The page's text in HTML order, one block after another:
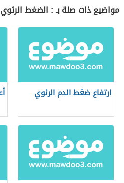
مواضيع ذات صلة بـ : الضغط الرئوي
ارتفاع ضغط الدم الرئوي